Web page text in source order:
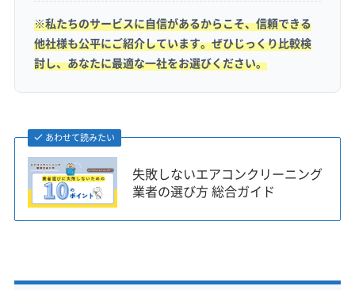
東京や横浜への通勤者が多く、平日の日中は家
を締め切りがちです。換気がされない室内は高
温多湿の状態になり、カビが一気に増えてしま
います。帰宅後にその部屋を急激に冷やすこと
でエアコン内部に大量の結露が発生し、この「日
中の培養→夜間の結露」という悪循環がカビの成
長を加速させてしまいます。
※私たちのサービスに自信があるからこそ、信頼できる
他社様も公平にご紹介しています。ぜひじっくり比較検
討し、あなたに最適な一社をお選びください。
あわせて読みたい
失敗しないエアコンクリーニング
業者の選び方 総合ガイド